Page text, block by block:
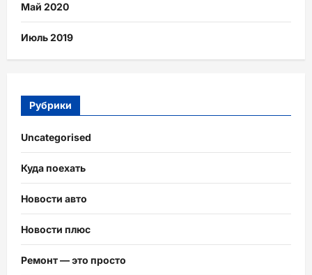
Май 2020
Июль 2019
Рубрики
Uncategorised
Куда поехать
Новости авто
Новости плюс
Ремонт — это просто